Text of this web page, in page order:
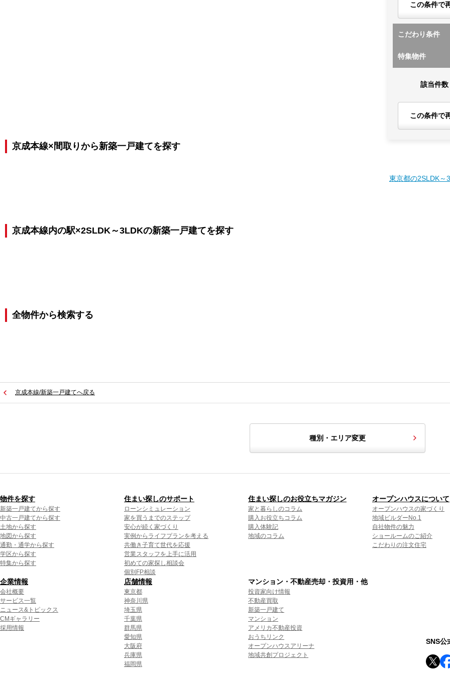
この条件で
こだわり条件
特集物件
該当件数
この条件で
京成本線×間取りから新築一戸建てを探す
東京都の2SLDK～
京成本線内の駅×2SLDK～3LDKの新築一戸建てを探す
全物件から検索する
京成本線/新築一戸建てへ戻る
種別・エリア変更
物件を探す
新築一戸建てから探す
中古一戸建てから探す
土地から探す
地図から探す
通勤・通学から探す
学区から探す
特集から探す
住まい探しのサポート
ローンシミュレーション
家を買うまでのステップ
安心が続く家づくり
実例からライフプランを考える
共働き子育て世代を応援
営業スタッフを上手に活用
初めての家探し相談会
個別FP相談
住まい探しのお役立ちマガジン
家と暮らしのコラム
購入お役立ちコラム
購入体験記
地域のコラム
オープンハウスについて
オープンハウスの家づくり
地域ビルダーNo.1
自社物件の魅力
ショールームのご紹介
こだわりの注文住宅
企業情報
会社概要
サービス一覧
ニュース&トピックス
CMギャラリー
採用情報
店舗情報
東京都
神奈川県
埼玉県
千葉県
群馬県
愛知県
大阪府
兵庫県
福岡県
マンション・不動産売却・投資用・他
投資家向け情報
不動産買取
新築一戸建て
マンション
アメリカ不動産投資
おうちリンク
オープンハウスアリーナ
地域共創プロジェクト
SNS公